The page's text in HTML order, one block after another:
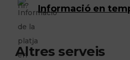
Informació en
Altres serveis